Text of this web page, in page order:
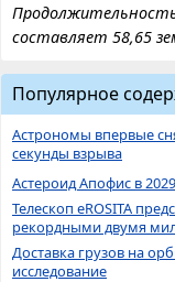
составляет 58,65
Популярное
Астрономы впервые
секунды взрыва
Астероид Апофис в
Телескоп eROSITA
рекордными двумя
Доставка грузов на
исследование